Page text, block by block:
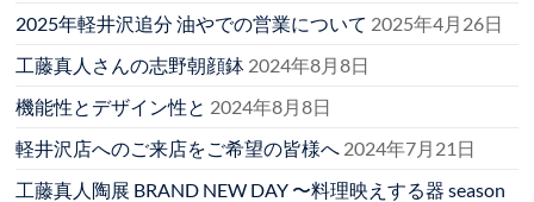
2025年軽井沢追分 油やでの営業について 2025年4月26日
工藤真人さんの志野朝顔鉢 2024年8月8日
機能性とデザイン性と 2024年8月8日
軽井沢店へのご来店をご希望の皆様へ 2024年7月21日
工藤真人陶展 BRAND NEW DAY 〜料理映えする器 season